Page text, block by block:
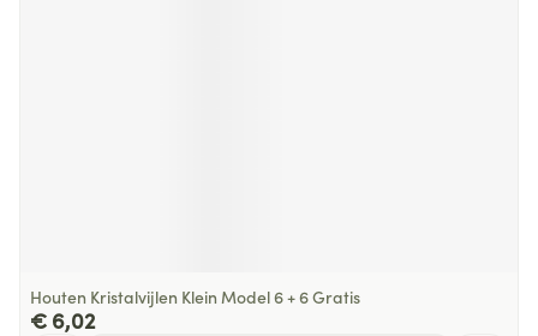
Houten Kristalvijlen Klein Model 6 + 6 Gratis
€ 6,02